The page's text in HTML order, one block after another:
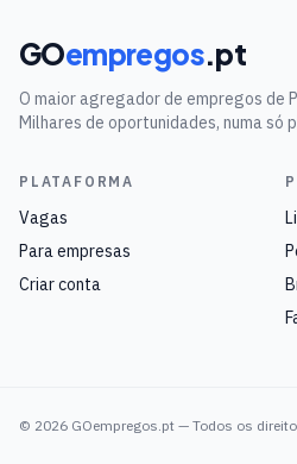
GOempregos.pt
O maior agregador de empregos de
Milhares de oportunidades, numa só
PLATAFORMA
Vagas
Para empresas
Criar conta
© 2026 GOempregos.pt — Todos os